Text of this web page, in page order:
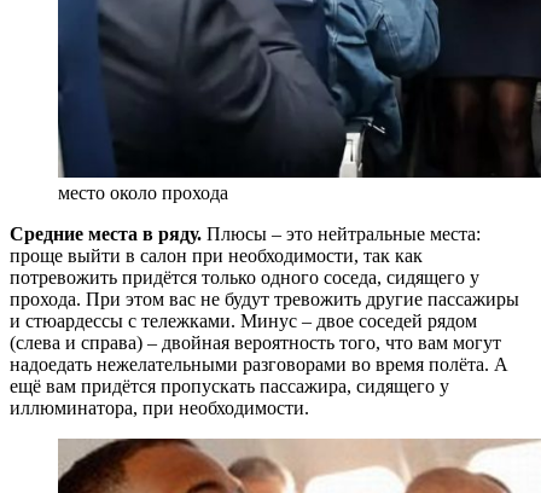
место около прохода
Средние места в ряду. Плюсы – это нейтральные места:
проще выйти в салон при необходимости, так как
потревожить придётся только одного соседа, сидящего у
прохода. При этом вас не будут тревожить другие пассажиры
и стюардессы с тележками. Минус – двое соседей рядом
(слева и справа) – двойная вероятность того, что вам могут
надоедать нежелательными разговорами во время полёта. А
ещё вам придётся пропускать пассажира, сидящего у
иллюминатора, при необходимости.